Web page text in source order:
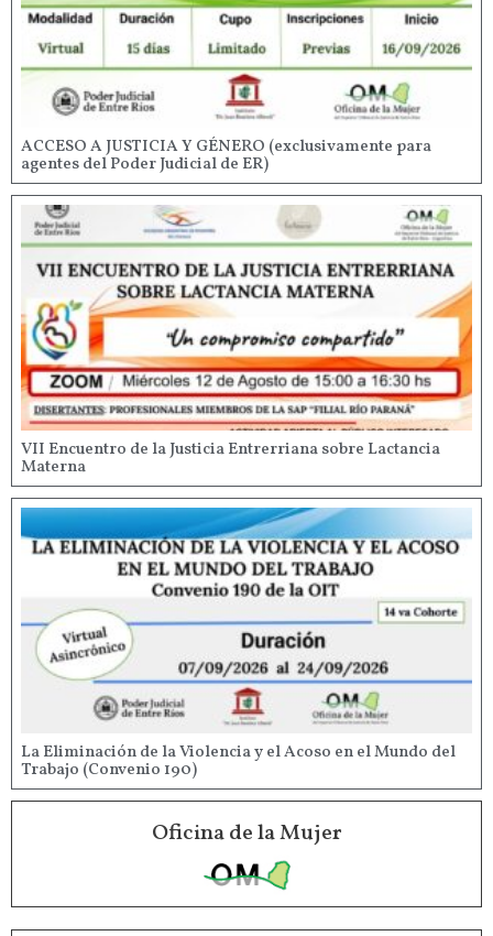
ACCESO A JUSTICIA Y GÉNERO (exclusivamente para
agentes del Poder Judicial de ER)
VII Encuentro de la Justicia Entrerriana sobre Lactancia
Materna
La Eliminación de la Violencia y el Acoso en el Mundo del
Trabajo (Convenio 190)
Oficina de la Mujer